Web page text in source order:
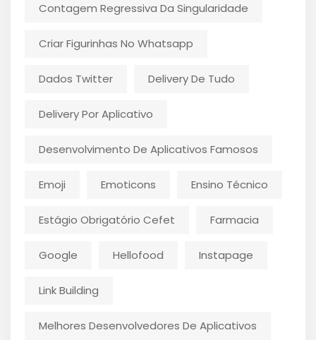
Contagem Regressiva Da Singularidade
Criar Figurinhas No Whatsapp
Dados Twitter Delivery De Tudo
Delivery Por Aplicativo
Desenvolvimento De Aplicativos Famosos
Emoji Emoticons Ensino Técnico
Estágio Obrigatório Cefet Farmacia
Google Hellofood Instapage
Link Building
Melhores Desenvolvedores De Aplicativos